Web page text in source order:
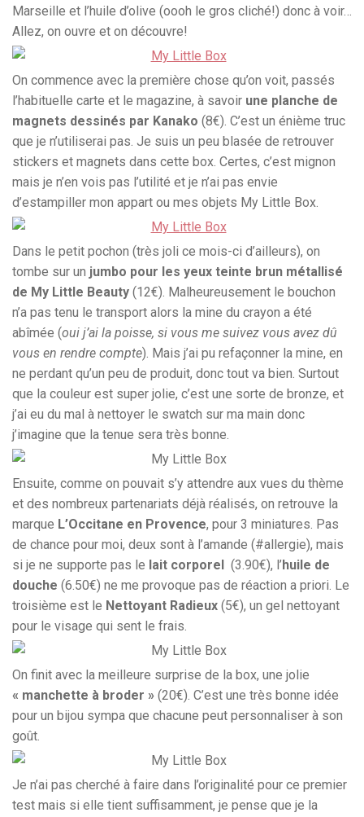
Marseille et l’huile d’olive (oooh le gros cliché!) donc à voir…
Allez, on ouvre et on découvre!
On commence avec la première chose qu’on voit, passés
l’habituelle carte et le magazine, à savoir une planche de
magnets dessinés par Kanako (8€). C’est un énième truc
que je n’utiliserai pas. Je suis un peu blasée de retrouver
stickers et magnets dans cette box. Certes, c’est mignon
mais je n’en vois pas l’utilité et je n’ai pas envie
d’estampiller mon appart ou mes objets My Little Box.
Dans le petit pochon (très joli ce mois-ci d’ailleurs), on
tombe sur un jumbo pour les yeux teinte brun métallisé
de My Little Beauty (12€). Malheureusement le bouchon
n’a pas tenu le transport alors la mine du crayon a été
abîmée (oui j’ai la poisse, si vous me suivez vous avez dû
vous en rendre compte). Mais j’ai pu refaçonner la mine, en
ne perdant qu’un peu de produit, donc tout va bien. Surtout
que la couleur est super jolie, c’est une sorte de bronze, et
j’ai eu du mal à nettoyer le swatch sur ma main donc
j’imagine que la tenue sera très bonne.
Ensuite, comme on pouvait s’y attendre aux vues du thème
et des nombreux partenariats déjà réalisés, on retrouve la
marque L’Occitane en Provence, pour 3 miniatures. Pas
de chance pour moi, deux sont à l’amande (#allergie), mais
si je ne supporte pas le lait corporel (3.90€), l’ huile de
douche (6.50€) ne me provoque pas de réaction a priori. Le
troisième est le Nettoyant Radieux (5€), un gel nettoyant
pour le visage qui sent le frais.
On finit avec la meilleure surprise de la box, une jolie
« manchette à broder » (20€). C’est une très bonne idée
pour un bijou sympa que chacune peut personnaliser à son
goût.
Je n’ai pas cherché à faire dans l’originalité pour ce premier
test mais si elle tient suffisamment, je pense que je la